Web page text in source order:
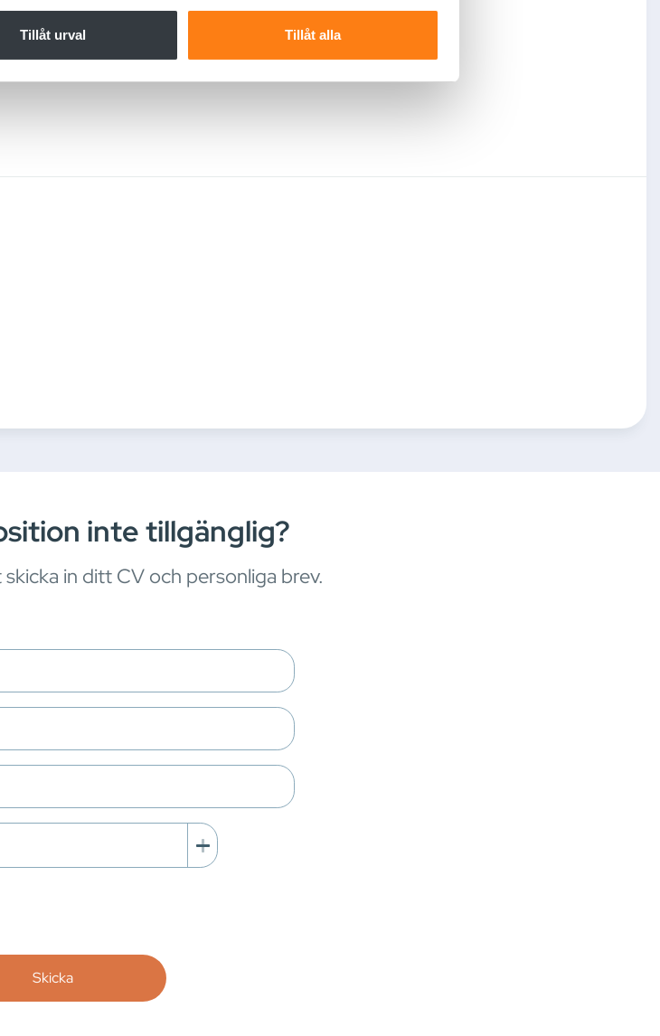
även sådana identifierare och annan information från din enhet
vi samarbetar med. Dessa kan i sin tur kombinera informationen
Tillåt urval Tillåt alla
inte tillgänglig?
in ditt CV och personliga brev.